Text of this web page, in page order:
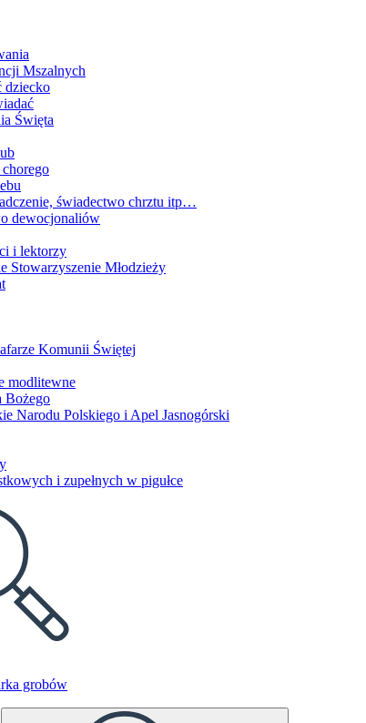
Mszalnych
dziecko
Święta
świadectwo chrztu itp…
dewocjonaliów
i lektorzy
Stowarzyszenie Młodzieży
Komunii Świętej
modlitewne
Bożego
Narodu Polskiego i Apel Jasnogórski
i zupełnych w pigułce
grobów